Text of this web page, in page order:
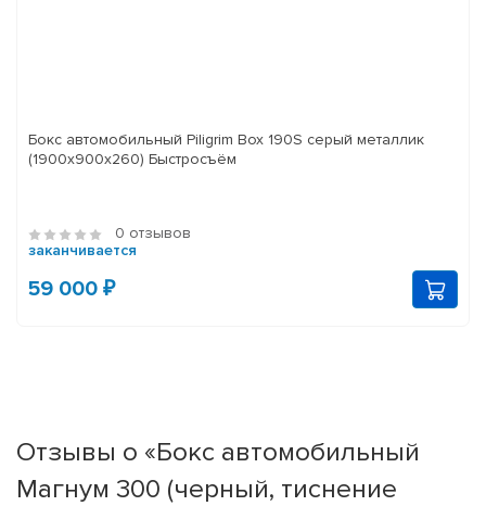
Бокс автомобильный Piligrim Box 190S серый металлик
(1900x900x260) Быстросъём
0 отзывов
заканчивается
59 000 ₽
Отзывы о «Бокс автомобильный
Магнум 300 (черный, тиснение